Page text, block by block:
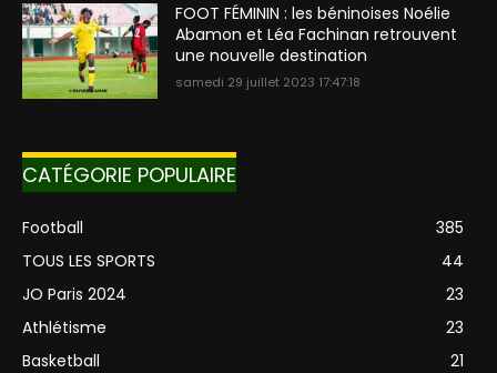
FOOT FÉMININ : les béninoises Noélie
Abamon et Léa Fachinan retrouvent
une nouvelle destination
samedi 29 juillet 2023 17:47:18
CATÉGORIE POPULAIRE
Football
385
TOUS LES SPORTS
44
JO Paris 2024
23
Athlétisme
23
Basketball
21